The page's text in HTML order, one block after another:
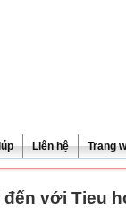
Liên hệ Trang
với Tieu